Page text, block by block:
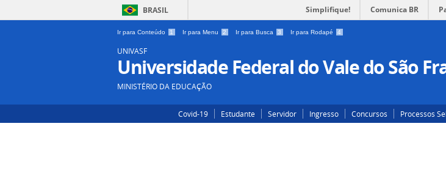
BRASIL Simplifique! Comunica BR
Ir para Conteúdo 1 Ir para Menu 2 Ir para Busca 3 Ir para Rodapé 4
UNIVASF
Universidade Federal do Vale do São
MINISTÉRIO DA EDUCAÇÃO
Covid-19 Estudante Servidor Ingresso Concursos Processos